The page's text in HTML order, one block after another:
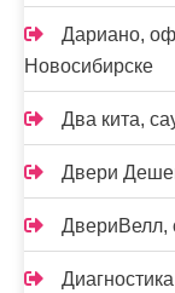
Дариано,
Новосибирске
Два кита,
Двери
ДвериВелл,